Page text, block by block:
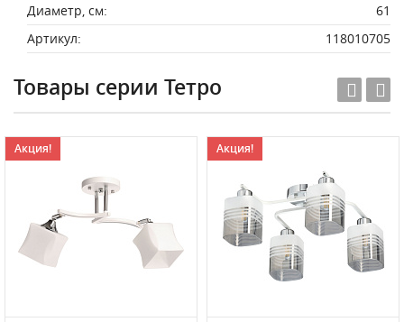
Диаметр, см:
61
Артикул:
118010705
Товары серии Тетро
Акция! Акция!